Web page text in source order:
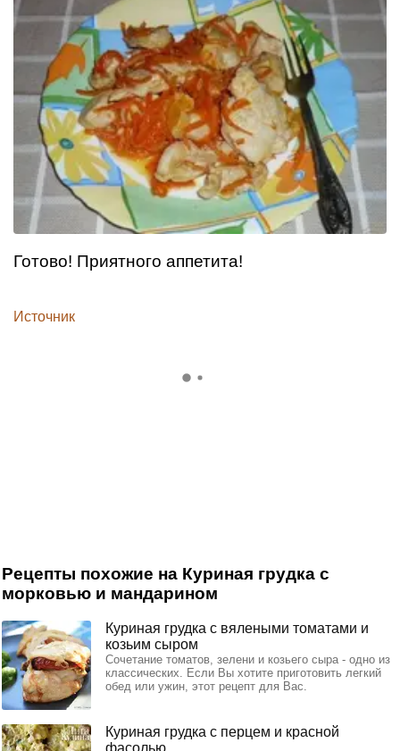
Готово! Приятного аппетита!
Источник
Рецепты похожие на Куриная грудка с
морковью и мандарином
Куриная грудка с вялеными томатами и
козьим сыром
Сочетание томатов, зелени и козьего сыра - одно из
классических. Если Вы хотите приготовить легкий
обед или ужин, этот рецепт для Вас.
Куриная грудка с перцем и красной
фасолью